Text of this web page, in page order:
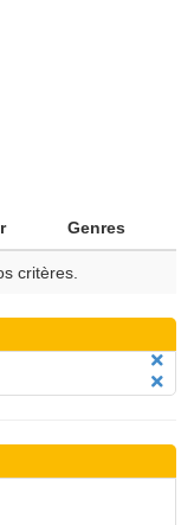
Genres
critères.